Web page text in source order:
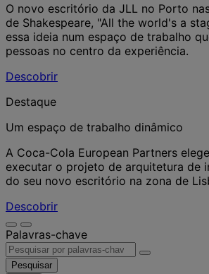
O novo escritório da JLL no Porto
de Shakespeare, "All the world's a
essa ideia num espaço de trabalho
pessoas no centro da experiência.
Descobrir
Destaque
Um espaço de trabalho dinâmico
A Coca-Cola European Partners
executar o projeto de arquitetura de
do seu novo escritório na zona de
Descobrir
Palavras-chave
Pesquisar